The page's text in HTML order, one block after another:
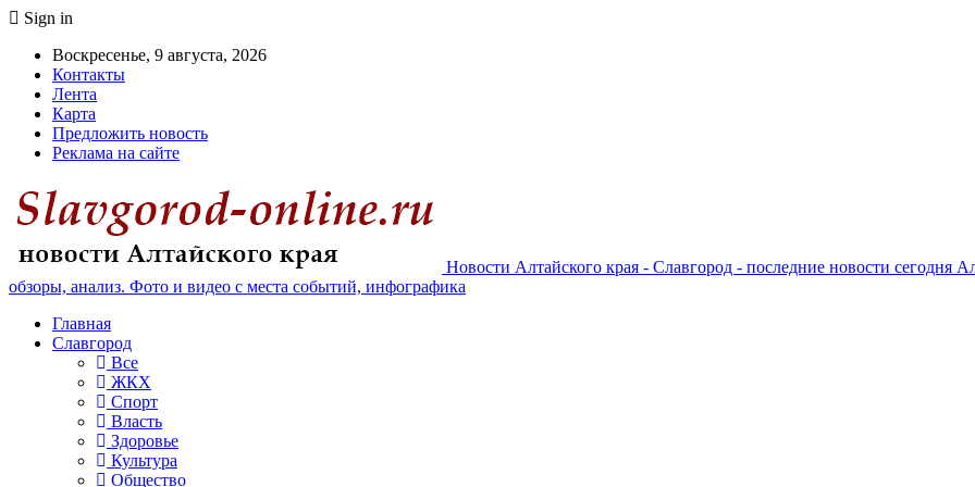
Sign in
Воскресенье, 9 августа, 2026
Контакты
Лента
Карта
Предложить новость
Реклама на сайте
Новости Алтайского края - Славгород - последние новости сегодня
обзоры, анализ. Фото и видео с места событий, инфографика
Главная
Славгород
Все
ЖКХ
Спорт
Власть
Здоровье
Культура
Общество